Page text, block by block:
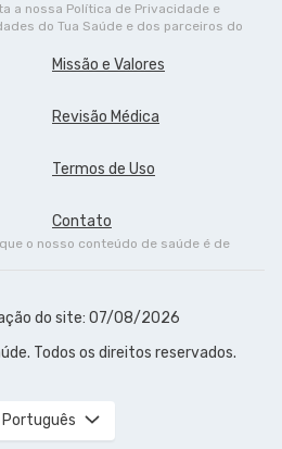
a nossa Política de Privacidade e
do Tua Saúde e dos parceiros do
Missão e Valores
Revisão Médica
Termos de Uso
Contato
o nosso conteúdo de saúde é de
do site: 07/08/2026
Todos os direitos reservados.
Português